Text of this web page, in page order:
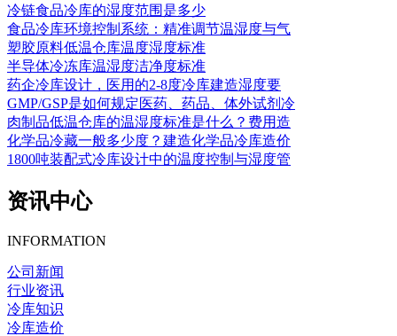
冷链食品冷库的湿度范围是多少
食品冷库环境控制系统：精准调节温湿度与气
塑胶原料低温仓库温度湿度标准
半导体冷冻库温湿度洁净度标准
药企冷库设计，医用的2-8度冷库建造湿度要
GMP/GSP是如何规定医药、药品、体外试剂冷
肉制品低温仓库的温湿度标准是什么？费用造
化学品冷藏一般多少度？建造化学品冷库造价
1800吨装配式冷库设计中的温度控制与湿度管
资讯中心
INFORMATION
公司新闻
行业资讯
冷库知识
冷库造价